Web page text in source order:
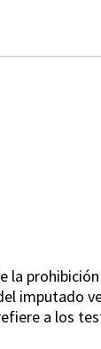
la
imputado
a los